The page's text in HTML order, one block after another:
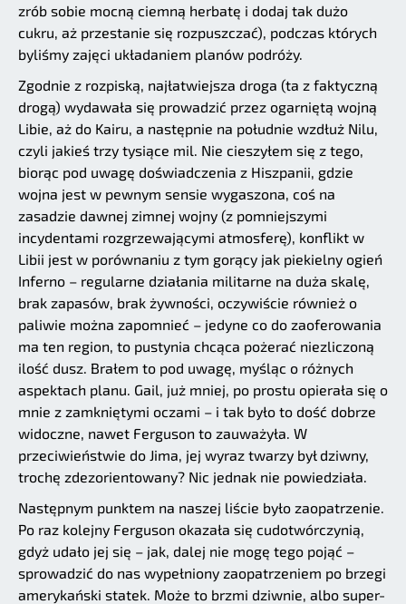
zrób sobie mocną ciemną herbatę i dodaj tak dużo
cukru, aż przestanie się rozpuszczać), podczas których
byliśmy zajęci układaniem planów podróży.
Zgodnie z rozpiską, najłatwiejsza droga (ta z faktyczną
drogą) wydawała się prowadzić przez ogarniętą wojną
Libie, aż do Kairu, a następnie na południe wzdłuż Nilu,
czyli jakieś trzy tysiące mil. Nie cieszyłem się z tego,
biorąc pod uwagę doświadczenia z Hiszpanii, gdzie
wojna jest w pewnym sensie wygaszona, coś na
zasadzie dawnej zimnej wojny (z pomniejszymi
incydentami rozgrzewającymi atmosferę), konflikt w
Libii jest w porównaniu z tym gorący jak piekielny ogień
Inferno – regularne działania militarne na duża skalę,
brak zapasów, brak żywności, oczywiście również o
paliwie można zapomnieć – jedyne co do zaoferowania
ma ten region, to pustynia chcąca pożerać niezliczoną
ilość dusz. Brałem to pod uwagę, myśląc o różnych
aspektach planu. Gail, już mniej, po prostu opierała się o
mnie z zamkniętymi oczami – i tak było to dość dobrze
widoczne, nawet Ferguson to zauważyła. W
przeciwieństwie do Jima, jej wyraz twarzy był dziwny,
trochę zdezorientowany? Nic jednak nie powiedziała.
Następnym punktem na naszej liście było zaopatrzenie.
Po raz kolejny Ferguson okazała się cudotwórczynią,
gdyż udało jej się – jak, dalej nie mogę tego pojąć –
sprowadzić do nas wypełniony zaopatrzeniem po brzegi
amerykański statek. Może to brzmi dziwnie, albo super-